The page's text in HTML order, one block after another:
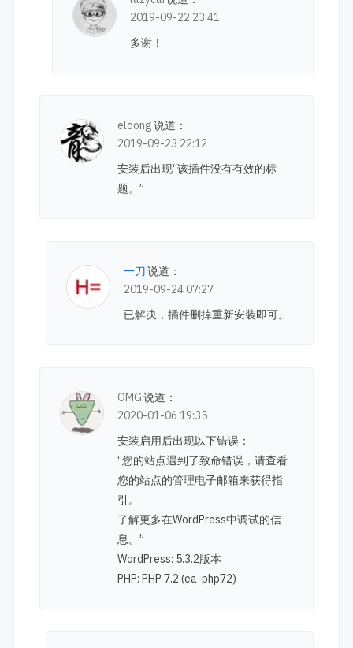
2019-09-22 23:41
多谢！
eloong说道：
2019-09-23 22:12
安装后出现“该插件没有有效的标
题。”
一刀说道：
2019-09-24 07:27
已解决，插件删掉重新安装即可。
OMG说道：
2020-01-06 19:35
安装启用后出现以下错误：
“您的站点遇到了致命错误，请查看
您的站点的管理电子邮箱来获得指
引。
了解更多在WordPress中调试的信
息。”
WordPress: 5.3.2版本
PHP: PHP 7.2 (ea-php72)